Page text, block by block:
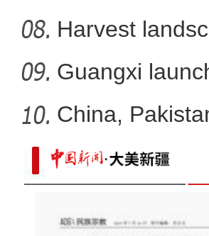
新疆阿克
Harvest
Guangxi
China,